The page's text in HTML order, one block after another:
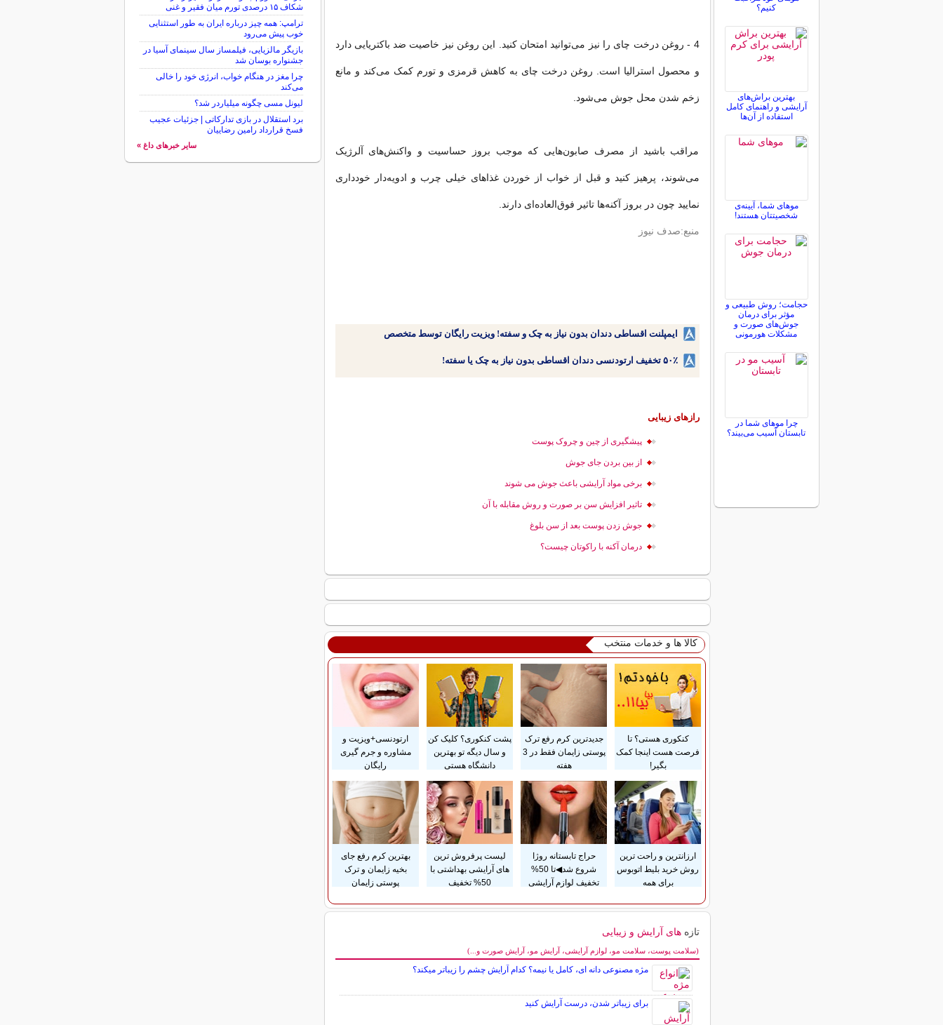
4 - روغن درخت چای را نیز می‌توانید امتحان کنید. این روغن نیز خاصیت ضد باکتریایی دارد
و محصول استرالیا است. روغن درخت چای به کاهش قرمزی و تورم کمک می‌کند و مانع
زخم شدن محل جوش می‌شود.
مراقب باشید از مصرف صابون‌هایی که موجب بروز حساسیت و واکنش‌های آلرژیک
می‌شوند، پرهیز کنید و قبل از خواب از خوردن غذاهای خیلی چرب و ادویه‌دار خودداری
نمایید چون در بروز آکنه‌ها تاثیر فوق‌العاده‌ای دارند.
منبع:صدف نیوز
ایمپلنت اقساطی دندان بدون نیاز به چک و سفته! ویزیت رایگان توسط متخصص
۵۰٪ تخفیف ارتودنسی دندان اقساطی بدون نیاز به چک یا سفته!
رازهای زیبایی
پیشگیری از چین و چروک پوست
از بین بردن جای جوش
برخی مواد آرایشی باعث جوش می شوند
تاثیر افزایش سن بر صورت و روش‌ مقابله با آن
جوش زدن پوست بعد از سن بلوغ
درمان آکنه با راکوتان چیست؟
کالا ها و خدمات منتخب
کنکوری هستی؟ تا
فرصت هست اینجا کمک
بگیر!
جدیدترین کرم رفع ترک
پوستی زایمان فقط در 3
هفته
پشت کنکوری؟ کلیک کن
و سال دیگه تو بهترین
دانشگاه هستی
ارتودنسی+ویزیت و
مشاوره و جرم گیری
رایگان
ارزانترین و راحت ترین
روش خرید بلیط اتوبوس
برای همه
حراج تابستانه روژا
شروع شد◀تا 50%
تخفیف لوازم آرایشی
لیست پرفروش ترین
های آرایشی بهداشتی با
50% تخفیف
بهترین کرم رفع جای
بخیه زایمان و ترک
پوستی زایمان
تازه های آرایش و زیبایی
(سلامت پوست، سلامت مو، لوازم آرایشی، آرایش مو، آرایش صورت و...)
سایر مطالب آرایش
مژه مصنوعی دانه ای، کامل یا نیمه؟ کدام آرایش چشم را زیباتر میکند؟
برای زیباتر شدن، درست آرایش کنید
کنیم؟
بهترین براش‌های
آرایشی و راهنمای کامل
استفاده از آن‌ها
موهای شما، آیینه‌ی
شخصیتتان هستند!
حجامت؛ روش طبیعی و
مؤثر برای درمان
جوش‌های صورت و
مشکلات هورمونی
چرا موهای شما در
تابستان آسیب می‌بیند؟
شکاف ۱۵ درصدی تورم میان فقیر و غنی
ترامپ: همه چیز درباره ایران به طور استثنایی
خوب پیش می‌رود
بازیگر مالزیایی، فیلمساز سال سینمای آسیا در
جشنواره بوسان شد
چرا مغز در هنگام خواب، انرژی خود را خالی
می‌کند
لیونل مسی چگونه میلیاردر شد؟
برد استقلال در بازی تدارکاتی | جزئیات عجیب
فسخ قرارداد رامین رضاییان
سایر خبرهای داغ »